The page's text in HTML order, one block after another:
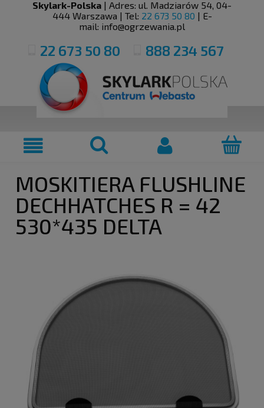
Skylark-Polska | Adres: ul. Madziarów 54, 04-
444 Warszawa | Tel: 22 673 50 80 | E-
mail: info@ogrzewania.pl
22 673 50 80 888 234 567
MOSKITIERA FLUSHLINE
DECHHATCHES R = 42
530*435 DELTA